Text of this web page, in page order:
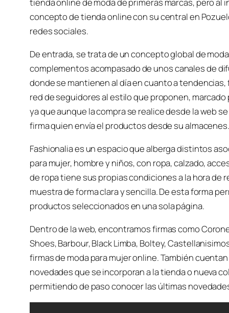
tienda online de moda de primeras marcas, pero
concepto de tienda online con su central en
redes sociales.
De entrada, se trata de un concepto global de
complementos acompasado de unos canales de
donde se mantienen al día en cuanto a
red de seguidores al estilo que proponen,
ya que aunque la compra se realice desde la web
firma quien envía el productos desde su almacenes.
Fashionalia es un espacio que alberga distintos
para mujer, hombre y niños, con ropa, calzado,
de ropa tiene sus propias condiciones a la hora de
muestra de forma clara y sencilla. De esta forma
productos seleccionados en una sola página.
Dentro de la web, encontramos firmas como
Shoes, Barbour, Black Limba, Boltey,
firmas de moda para mujer online. También
novedades que se incorporan a la tienda o nueva
permitiendo de paso conocer las últimas